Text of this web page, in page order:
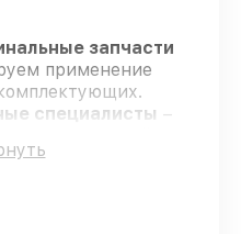
запчасти
применение
специалисты –
надёжную